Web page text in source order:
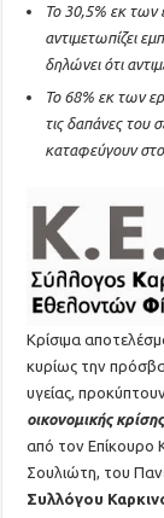
Το 30,5% εκ των
αντιμετωπίζει
δηλώνει ότι
Το 68% εκ των
τις δαπάνες του
καταφεύγουν στο
Κρίσιμα
κυρίως την
υγείας,
οικονομικής
από τον Επίκουρο
Σουλιώτη, του
Συλλόγου